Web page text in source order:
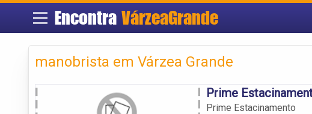
Encontra VárzeaGrande
manobrista em Várzea Grande
Prime
Prime Estacinamento